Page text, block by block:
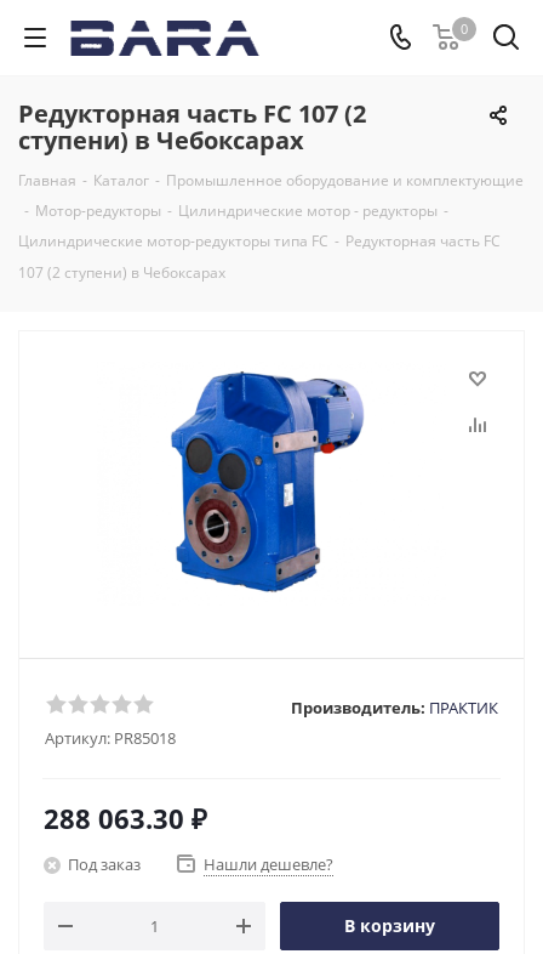
0
Редукторная часть FC 107 (2
ступени) в Чебоксарах
Главная - Каталог - Промышленное оборудование и комплектующие
- Мотор-редукторы - Цилиндрические мотор - редукторы -
Цилиндрические мотор-редукторы типа FC - Редукторная часть FC
107 (2 ступени) в Чебоксарах
Артикул: PR85018
Производитель: ПРАКТИК
288 063.30 ₽
Под заказ Нашли дешевле?
В корзину